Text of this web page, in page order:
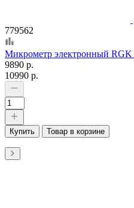
779562
Микрометр электронный RGK
9890 р.
10990 р.
Купить Товар в корзине